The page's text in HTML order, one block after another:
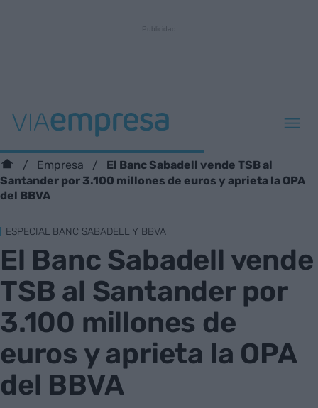
Empresa
El Banc Sabadell vende TSB al
Santander por 3.100 millones de euros y aprieta la OPA
del BBVA
ESPECIAL BANC SABADELL Y BBVA
El Banc Sabadell vende
TSB al Santander por
3.100 millones de
euros y aprieta la OPA
del BBVA